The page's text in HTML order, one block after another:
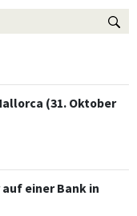
(31. Oktober
einer Bank in